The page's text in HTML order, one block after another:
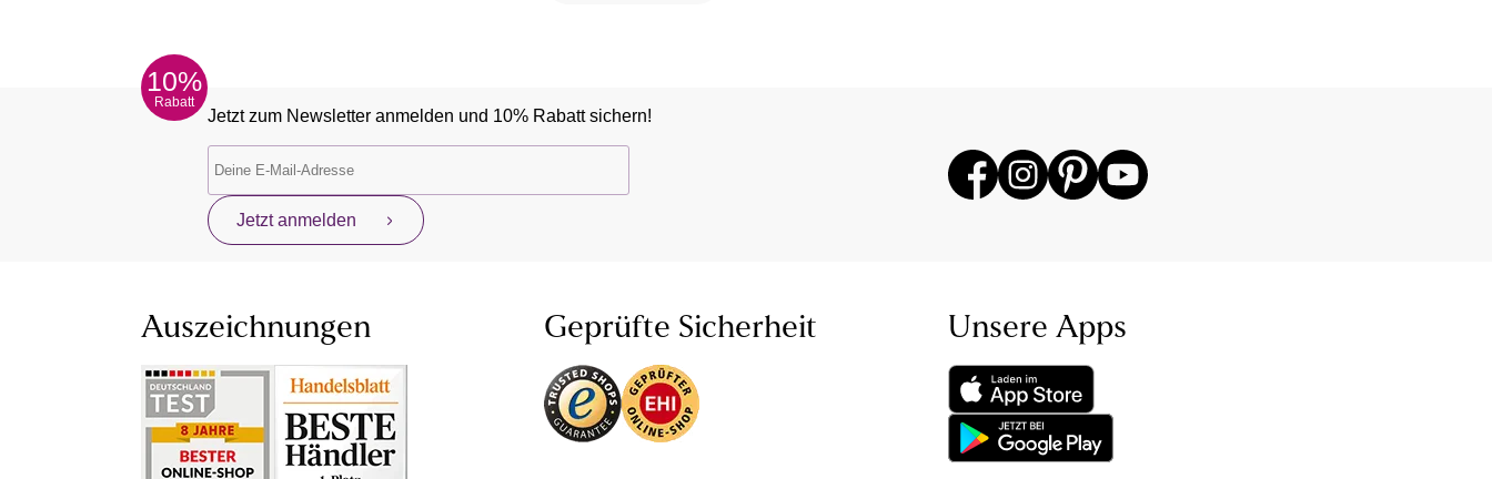
10%
Rabatt
Jetzt zum Newsletter anmelden und 10% Rabatt sichern!
Jetzt anmelden
Auszeichnungen Geprüfte Sicherheit Unsere Apps